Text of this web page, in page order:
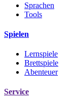
Sprachen
Tools
Spielen
Lernspiele
Brettspiele
Abenteuer
Service